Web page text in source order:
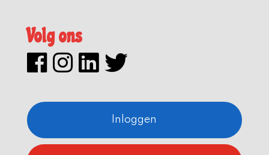
Volg ons
Inloggen